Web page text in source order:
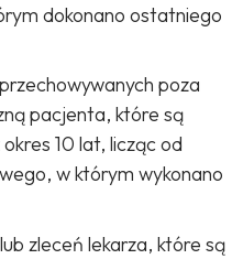
dokonano ostatniego
poza
pacjenta, które są
10 lat, licząc od
w którym wykonano
zleceń lekarza, które są